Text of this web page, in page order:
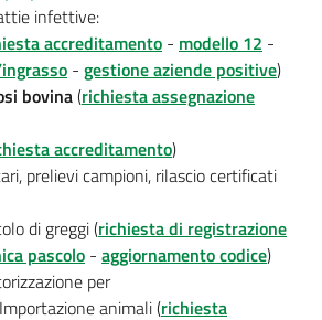
infettive:
accreditamento - modello 12 -
- gestione aziende positive)
bovina(richiesta assegnazione
accreditamento)
prelievi campioni, rilascio certificati
di greggi (richiesta di registrazione
pascolo - aggiornamento codice)
per
animali (richiesta